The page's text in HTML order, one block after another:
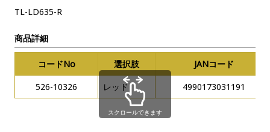
TL-LD635-R
商品詳細
コードNo 選択肢
JANコード
526-10326
レッド 4990173031191
スクロールできます